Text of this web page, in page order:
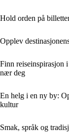
Hold orden på
Opplev
Finn reiseinspirasjon
nær deg
En helg i en ny by:
kultur
Smak, språk og